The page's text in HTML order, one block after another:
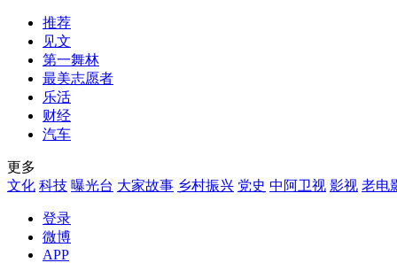
推荐
见文
第一舞林
最美志愿者
乐活
财经
汽车
更多
文化 科技 曝光台 大家故事 乡村振兴 党史 中阿卫视 影视 老电
登录
微博
APP